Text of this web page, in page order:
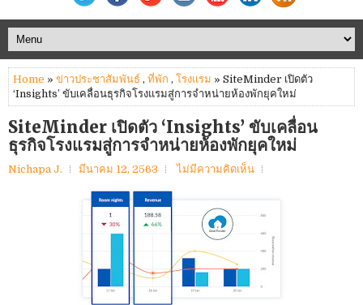
Home » ข่าวประชาสัมพันธ์ , ที่พัก , โรงแรม » SiteMinder เปิดตัว
‘Insights’ ขับเคลื่อนธุรกิจโรงแรมสู่การจำหน่ายห้องพักยุคใหม่
SiteMinder เปิดตัว ‘Insights’ ขับเคลื่อน
ธุรกิจโรงแรมสู่การจำหน่ายห้องพักยุคใหม่
Nichapa J. มีนาคม 12, 2563 ไม่มีความคิดเห็น